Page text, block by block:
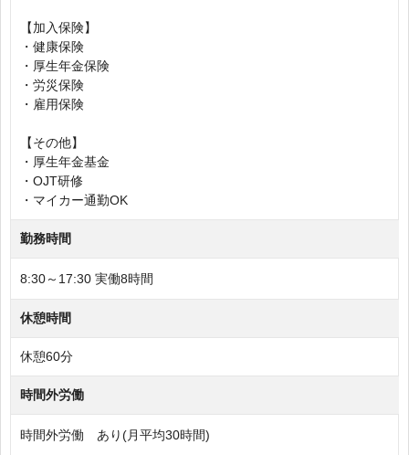
【加入保険】
・健康保険
・厚生年金保険
・労災保険
・雇用保険
【その他】
・厚生年金基金
・OJT研修
・マイカー通勤OK
勤務時間
8:30～17:30 実働8時間
休憩時間
休憩60分
時間外労働
時間外労働 あり(月平均30時間)